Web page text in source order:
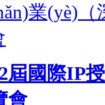
屆國際IP
會